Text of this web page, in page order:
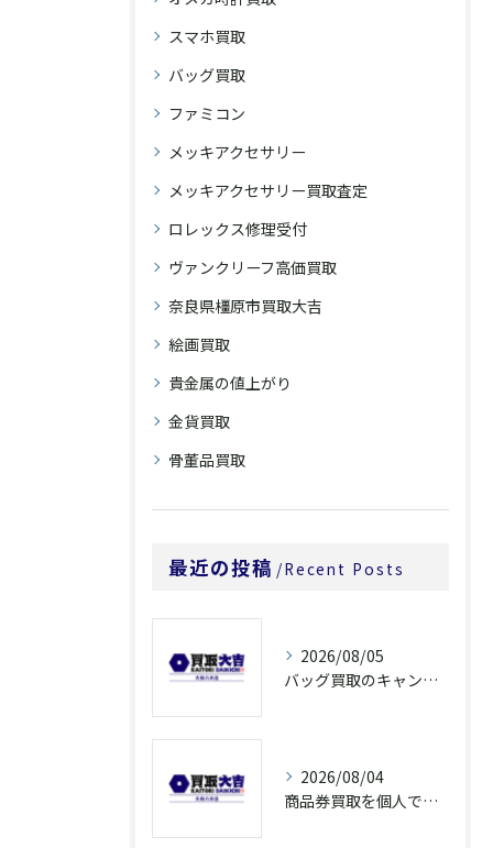
スマホ買取
バッグ買取
ファミコン
メッキアクセサリー
メッキアクセサリー買取査定
ロレックス修理受付
ヴァンクリーフ高価買取
奈良県橿原市買取大吉
絵画買取
貴金属の値上がり
金貨買取
骨董品買取
最近の投稿 Recent Posts
2026/08/05
バッグ買取のキャンペーンで奈良県橿原市でお得に売るための条件と注意点徹底ガイド
2026/08/04
商品券買取を個人で利用する際の奈良県橿原市で知っておきたい高換金ポイント